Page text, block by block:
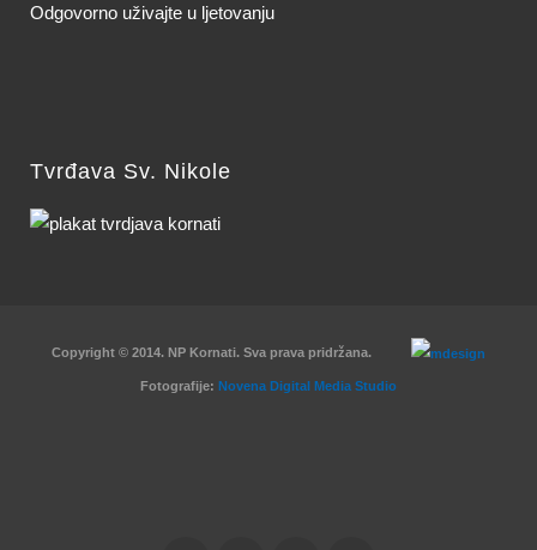
Odgovorno uživajte u ljetovanju
Tvrđava Sv. Nikole
Copyright © 2014. NP Kornati. Sva prava pridržana.
Fotografije: Novena Digital Media Studio